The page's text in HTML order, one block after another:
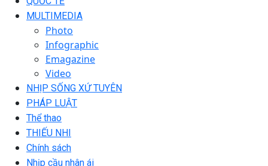
MULTIMEDIA
Photo
Infographic
Emagazine
Video
NHỊP SỐNG XỨ TUYÊN
PHÁP LUẬT
Thể thao
THIẾU NHI
Chính sách
Nhịp cầu nhân ái